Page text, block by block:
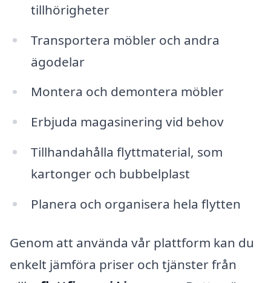
tillhörigheter
Transportera möbler och andra
ägodelar
Montera och demontera möbler
Erbjuda magasinering vid behov
Tillhandahålla flyttmaterial, som
kartonger och bubbelplast
Planera och organisera hela flytten
Genom att använda vår plattform kan du
enkelt jämföra priser och tjänster från